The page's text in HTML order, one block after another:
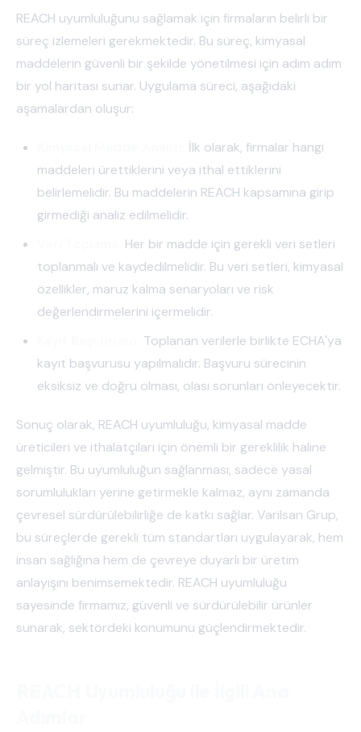
REACH uyumluluğunu sağlamak için firmaların belirli bir
süreç izlemeleri gerekmektedir. Bu süreç, kimyasal
maddelerin güvenli bir şekilde yönetilmesi için adım adım
bir yol haritası sunar. Uygulama süreci, aşağıdaki
aşamalardan oluşur:
İlk olarak, firmalar hangi
maddeleri ürettiklerini veya ithal ettiklerini
belirlemelidir. Bu maddelerin REACH kapsamına girip
girmediği analiz edilmelidir.
Her bir madde için gerekli veri setleri
toplanmalı ve kaydedilmelidir. Bu veri setleri, kimyasal
özellikler, maruz kalma senaryoları ve risk
değerlendirmelerini içermelidir.
Toplanan verilerle birlikte ECHA'ya
kayıt başvurusu yapılmalıdır. Başvuru sürecinin
eksiksiz ve doğru olması, olası sorunları önleyecektir.
Sonuç olarak, REACH uyumluluğu, kimyasal madde
üreticileri ve ithalatçıları için önemli bir gereklilik haline
gelmiştir. Bu uyumluluğun sağlanması, sadece yasal
sorumlulukları yerine getirmekle kalmaz, aynı zamanda
çevresel sürdürülebilirliğe de katkı sağlar. Varilsan Grup,
bu süreçlerde gerekli tüm standartları uygulayarak, hem
insan sağlığına hem de çevreye duyarlı bir üretim
anlayışını benimsemektedir. REACH uyumluluğu
sayesinde firmamız, güvenli ve sürdürülebilir ürünler
sunarak, sektördeki konumunu güçlendirmektedir.